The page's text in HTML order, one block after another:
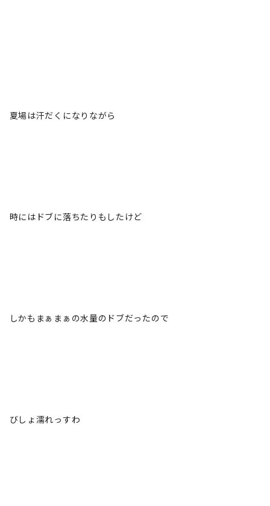
夏場は汗だくになりながら
時にはドブに落ちたりもしたけど
しかもまぁまぁの水量のドブだったので
びしょ濡れっすわ